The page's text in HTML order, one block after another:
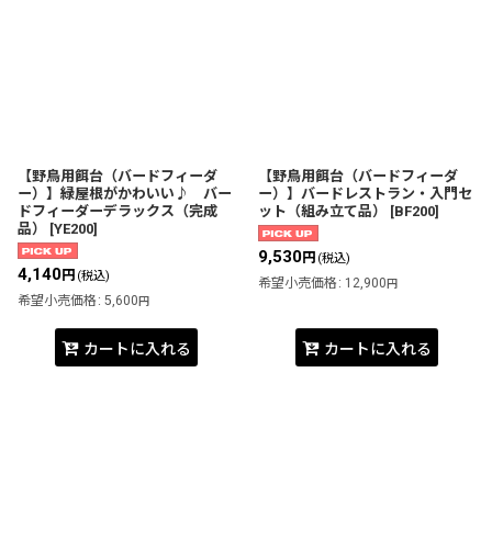
【野鳥用餌台（バードフィーダ
ー）】緑屋根がかわいい♪ バー
ドフィーダーデラックス（完成
品）
[YE200]
4,140円 (税込)
希望小売価格 : 5,600 円
カートに入れる
【野鳥用餌台（バードフィーダ
ー）】バードレストラン・入門セ
ット（組み立て品）
[BF200]
9,530円 (税込)
希望小売価格 : 12,900 円
カートに入れる